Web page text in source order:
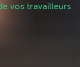
vos travailleurs